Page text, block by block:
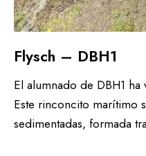
Flysch – DBH1
El alumnado de DBH1 ha
Este rinconcito marítimo
sedimentadas, formada